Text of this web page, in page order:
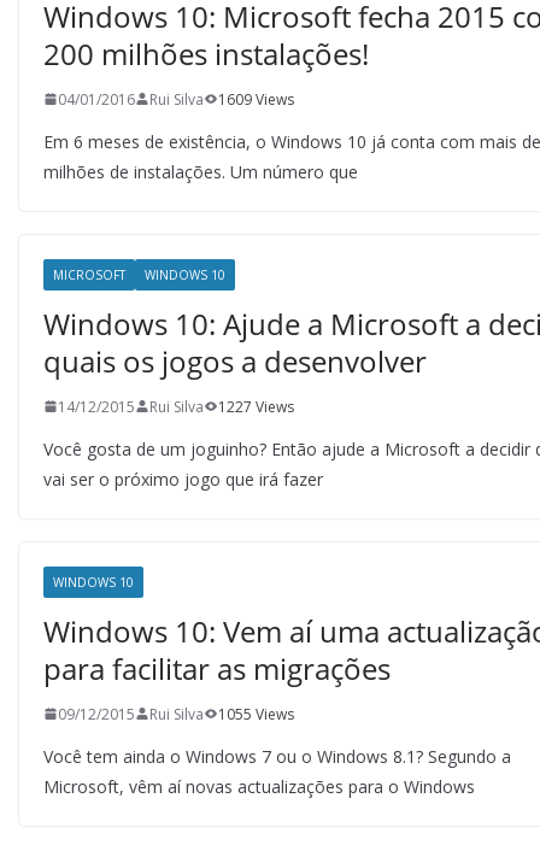
Windows 10: Microsoft fecha 2015
200 milhões instalações!
04/01/2016 Rui Silva 1609 Views
Em 6 meses de existência, o Windows 10 já conta com mais
milhões de instalações. Um número que
MICROSOFT WINDOWS 10
Windows 10: Ajude a Microsoft a
quais os jogos a desenvolver
14/12/2015 Rui Silva 1227 Views
Você gosta de um joguinho? Então ajude a Microsoft a decidir
vai ser o próximo jogo que irá fazer
WINDOWS 10
Windows 10: Vem aí uma
para facilitar as migrações
09/12/2015 Rui Silva 1055 Views
Você tem ainda o Windows 7 ou o Windows 8.1? Segundo a
Microsoft, vêm aí novas actualizações para o Windows